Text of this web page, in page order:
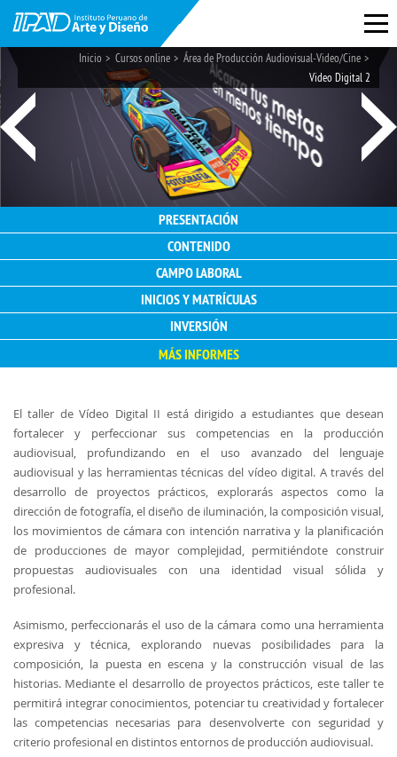
Inicio Cursos online
Área de Producción Audiovisual-Video/Cine
Video Digital 2
PRESENTACIÓN
CONTENIDO
CAMPO LABORAL
INICIOS Y MATRÍCULAS
INVERSIÓN
MÁS INFORMES
El taller de Vídeo Digital II está dirigido a estudiantes que desean
fortalecer y perfeccionar sus competencias en la producción
audiovisual, profundizando en el uso avanzado del lenguaje
audiovisual y las herramientas técnicas del vídeo digital. A través del
desarrollo de proyectos prácticos, explorarás aspectos como la
dirección de fotografía, el diseño de iluminación, la composición visual,
los movimientos de cámara con intención narrativa y la planificación
de producciones de mayor complejidad, permitiéndote construir
propuestas audiovisuales con una identidad visual sólida y
profesional.
Asimismo, perfeccionarás el uso de la cámara como una herramienta
expresiva y técnica, explorando nuevas posibilidades para la
composición, la puesta en escena y la construcción visual de las
historias. Mediante el desarrollo de proyectos prácticos, este taller te
permitirá integrar conocimientos, potenciar tu creatividad y fortalecer
las competencias necesarias para desenvolverte con seguridad y
criterio profesional en distintos entornos de producción audiovisual.